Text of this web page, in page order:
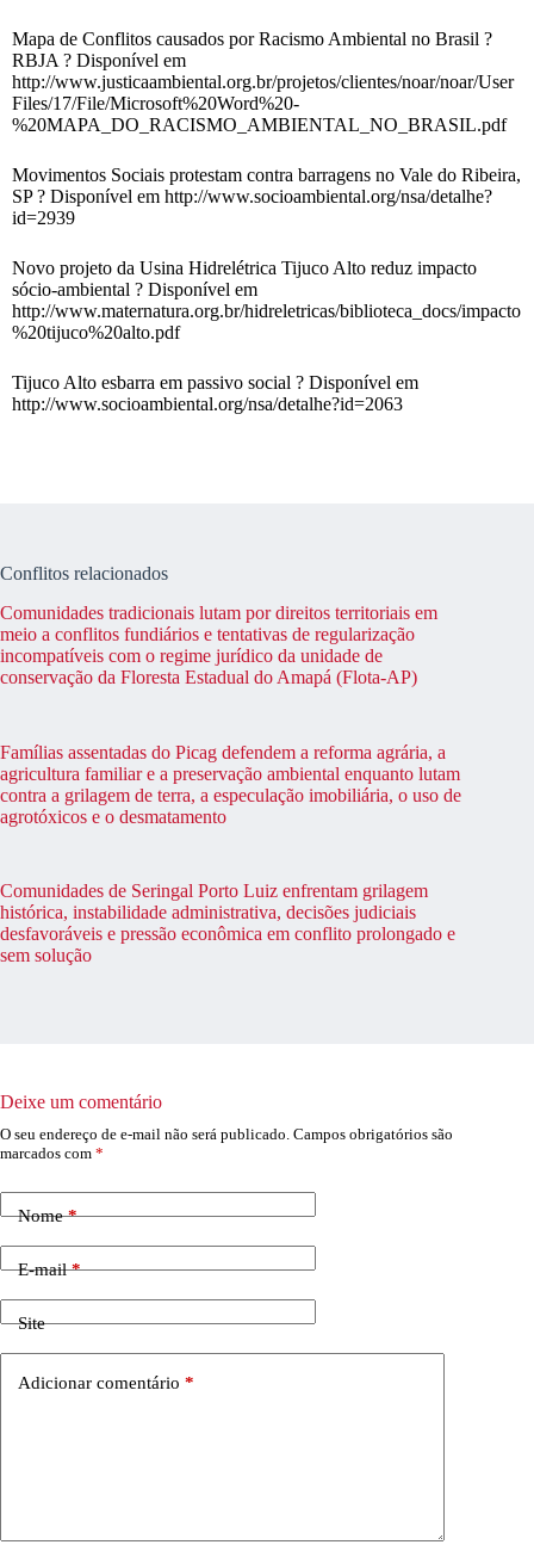
Mapa de Conflitos causados por Racismo Ambiental no Brasil ?
RBJA ? Disponível em
http://www.justicaambiental.org.br/projetos/clientes/noar/noar/User
Files/17/File/Microsoft%20Word%20-
%20MAPA_DO_RACISMO_AMBIENTAL_NO_BRASIL.pdf
Movimentos Sociais protestam contra barragens no Vale do Ribeira,
SP ? Disponível em http://www.socioambiental.org/nsa/detalhe?
id=2939
Novo projeto da Usina Hidrelétrica Tijuco Alto reduz impacto
sócio-ambiental ? Disponível em
http://www.maternatura.org.br/hidreletricas/biblioteca_docs/impacto
%20tijuco%20alto.pdf
Tijuco Alto esbarra em passivo social ? Disponível em
http://www.socioambiental.org/nsa/detalhe?id=2063
Conflitos relacionados
Comunidades tradicionais lutam por direitos territoriais em
meio a conflitos fundiários e tentativas de regularização
incompatíveis com o regime jurídico da unidade de
conservação da Floresta Estadual do Amapá (Flota-AP)
Famílias assentadas do Picag defendem a reforma agrária, a
agricultura familiar e a preservação ambiental enquanto lutam
contra a grilagem de terra, a especulação imobiliária, o uso de
agrotóxicos e o desmatamento
Comunidades de Seringal Porto Luiz enfrentam grilagem
histórica, instabilidade administrativa, decisões judiciais
desfavoráveis e pressão econômica em conflito prolongado e
sem solução
Deixe um comentário
O seu endereço de e-mail não será publicado. Campos obrigatórios são
marcados com *
Nome*
E-mail*
Site
Adicionar comentário *